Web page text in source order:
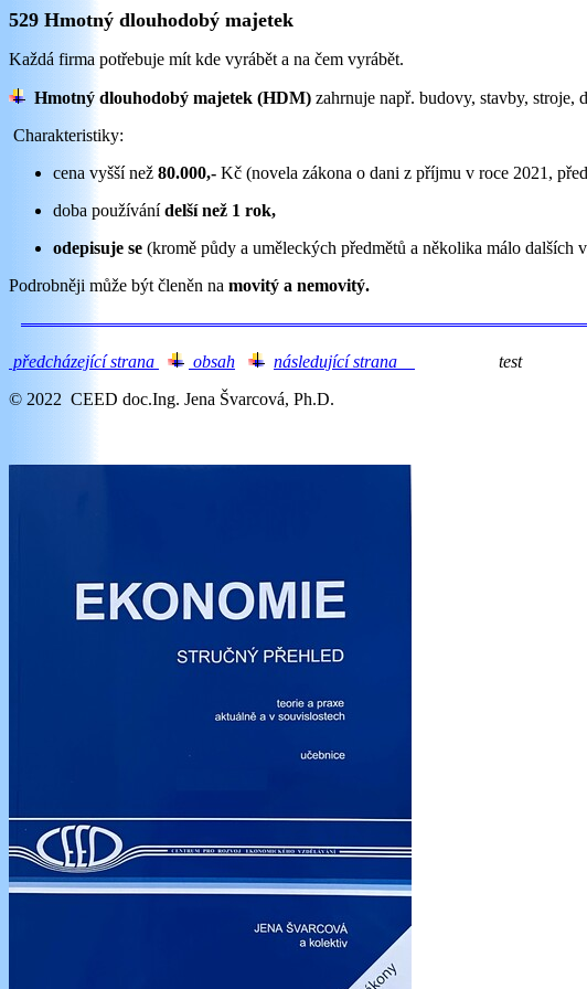
529 Hmotný dlouhodobý majetek
Každá firma potřebuje mít kde vyrábět a na čem vyrábět.
Hmotný dlouhodobý majetek (HDM) zahrnuje např. budovy, stavby, stroje,
Charakteristiky:
cena vyšší než 80.000,- Kč (novela zákona o dani z příjmu v roce 2021,
doba používánídelší než 1 rok,
odepisuje se (kromě půdy a uměleckých předmětů a několika málo dalších
Podrobněji může být členěn na movitý a nemovitý.
předcházející strana obsah následující strana
test
© 2022 CEED doc.Ing. Jena Švarcová, Ph.D.